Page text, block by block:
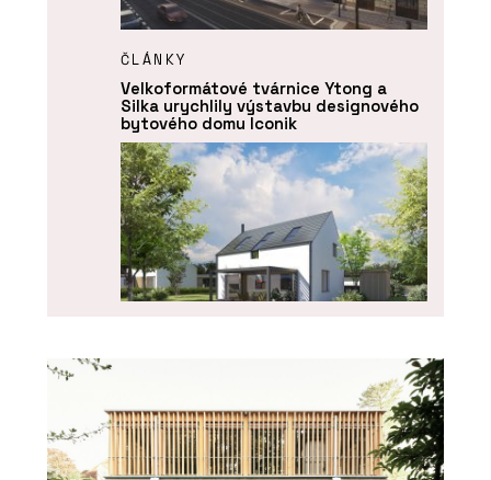
ČLÁNKY
Velkoformátové tvárnice Ytong a
Silka urychlily výstavbu designového
bytového domu Iconik
Návrh a projektování projektů - Xella